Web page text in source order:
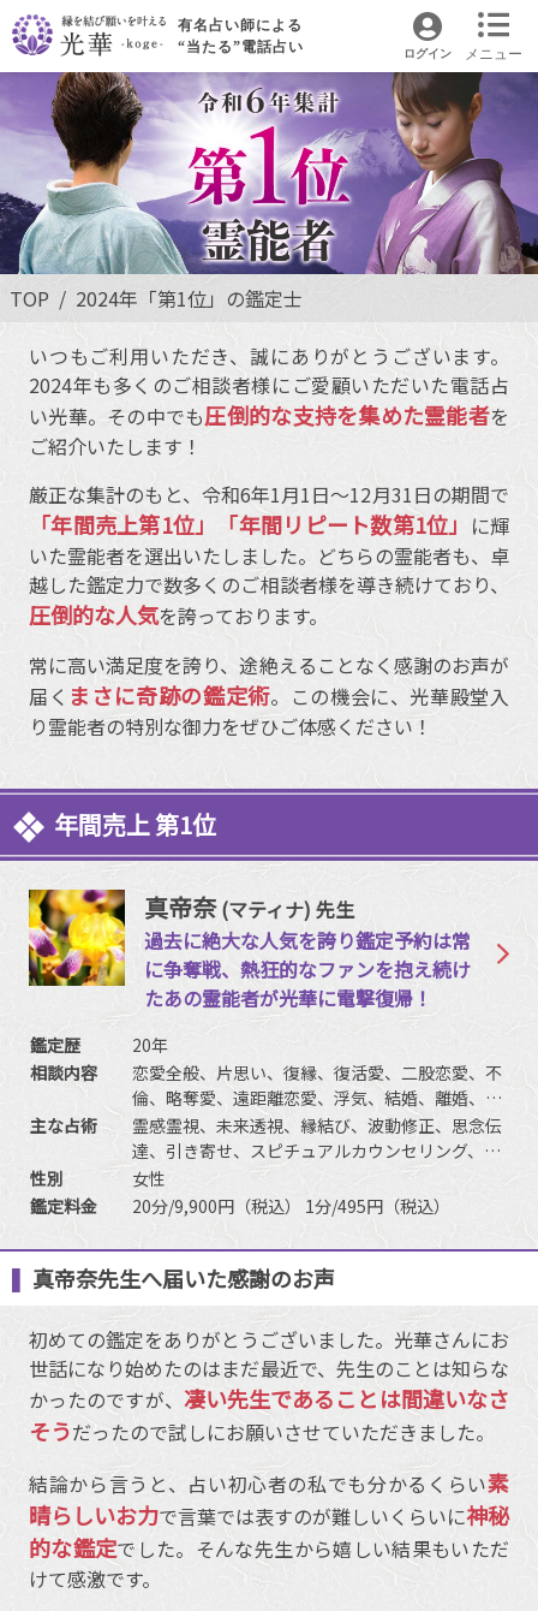
メニュー
有名占い師による
“当たる”電話占い
ログイン
TOP
2024年「第1位」の鑑定士
いつもご利用いただき、誠にありがとうございます。
2024年も多くのご相談者様にご愛顧いただいた電話占
い光華。その中でも圧倒的な支持を集めた霊能者を
ご紹介いたします！
厳正な集計のもと、令和6年1月1日～12月31日の期間で
「年間売上第1位」「年間リピート数第1位」 に輝
いた霊能者を選出いたしました。どちらの霊能者も、卓
越した鑑定力で数多くのご相談者様を導き続けており、
圧倒的な人気を誇っております。
常に高い満足度を誇り、途絶えることなく感謝のお声が
届く まさに奇跡の鑑定術。この機会に、光華殿堂入
り霊能者の特別な御力をぜひご体感ください！
年間売上 第1位
真帝奈(マティナ) 先生
過去に絶大な人気を誇り鑑定予約は常
に争奪戦、熱狂的なファンを抱え続け
たあの霊能者が光華に電撃復帰！
鑑定歴
20年
相談内容
恋愛全般、片思い、復縁、復活愛、二股恋愛、不
倫、略奪愛、遠距離恋愛、浮気、結婚、離婚、夫
婦問題、家庭問題、親子、育児、教育、介護、引
っ越し、仕事全般、適職、人間関係、進路、相
性、ママ友、相手の気持ち、人生相談、開運、運
勢、金銭、動物など
主な占術
霊感霊視、未来透視、縁結び、波動修正、思念伝
達、引き寄せ、スピチュアルカウンセリング、オ
ーラ、チャネリング、ヒーリングなど
性別
女性
鑑定料金
20分/9,900円（税込） 1分/495円（税込）
真帝奈先生へ届いた感謝のお声
初めての鑑定をありがとうございました。光華さんにお
世話になり始めたのはまだ最近で、先生のことは知らな
かったのですが、 凄い先生であることは間違いなさ
そうだったので試しにお願いさせていただきました。
結論から言うと、占い初心者の私でも分かるくらい素
晴らしいお力で言葉では表すのが難しいくらいに神秘
的な鑑定でした。そんな先生から嬉しい結果もいただ
けて感激です。